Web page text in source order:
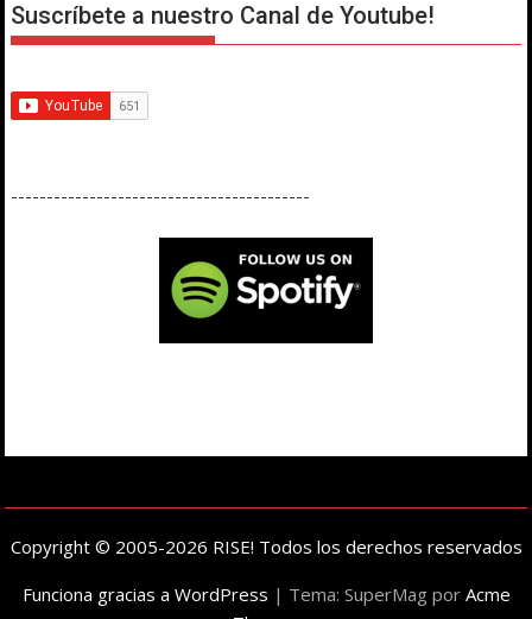
Suscríbete a nuestro Canal de Youtube!
------------------------------------------
Copyright © 2005-2026 RISE! Todos los derechos reservados
Funciona gracias a WordPress | Tema: SuperMag por Acme